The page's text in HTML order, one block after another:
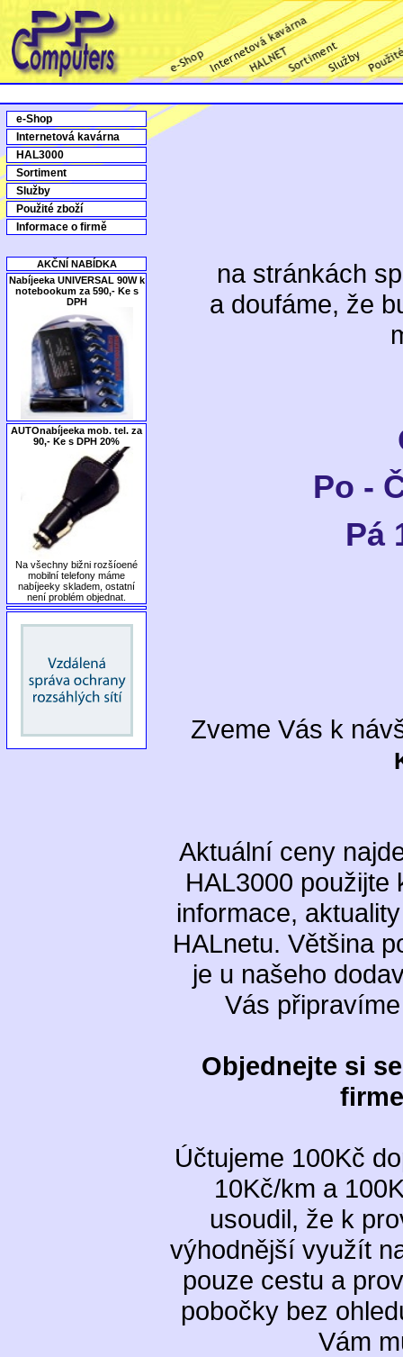
e-Shop
Internetová kavárna
HAL3000
Sortiment
Služby
Použité zboží
Informace o firmě
AKČNÍ NABÍDKA
Nabíjeeka UNIVERSAL 90W k
notebookum za 590,- Ke s
DPH
AUTOnabíjeeka mob. tel. za
90,- Ke s DPH 20%
Na všechny bižni rozšíoené
mobilní telefony máme
nabíjeeky skladem, ostatní
není problém objednat.
na stránkách
a doufáme, že
Po -
Pá
Zveme Vás k
Aktuální ceny
HAL3000 použijte
informace,
HALnetu. Většina
je u našeho
Vás
Objednejte si
Účtujeme 100Kč
10Kč/km a
usoudil, že k
výhodnější využít
pouze cestu a
pobočky bez
Vám